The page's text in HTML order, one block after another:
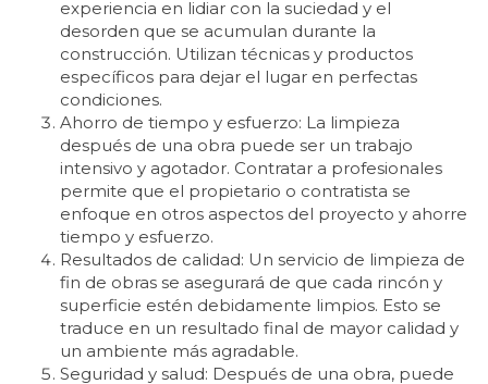
experiencia en lidiar con la suciedad y el
desorden que se acumulan durante la
construcción. Utilizan técnicas y productos
específicos para dejar el lugar en perfectas
condiciones.
Ahorro de tiempo y esfuerzo: La limpieza
después de una obra puede ser un trabajo
intensivo y agotador. Contratar a profesionales
permite que el propietario o contratista se
enfoque en otros aspectos del proyecto y ahorre
tiempo y esfuerzo.
Resultados de calidad: Un servicio de limpieza de
fin de obras se asegurará de que cada rincón y
superficie estén debidamente limpios. Esto se
traduce en un resultado final de mayor calidad y
un ambiente más agradable.
Seguridad y salud: Después de una obra, puede